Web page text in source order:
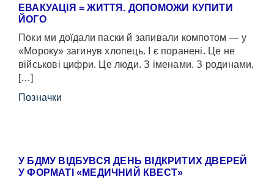
ЕВАКУАЦІЯ = ЖИТТЯ. ДОПОМОЖИ КУПИТИ
ЙОГО
Поки ми доїдали паски й запивали компотом — у
«Мороку» загинув хлопець. І є поранені. Це не
військові цифри. Це люди. З іменами. З родинами,
[…]
Позначки
У БДМУ ВІДБУВСЯ ДЕНЬ ВІДКРИТИХ ДВЕРЕЙ
У ФОРМАТІ «МЕДИЧНИЙ КВЕСТ»